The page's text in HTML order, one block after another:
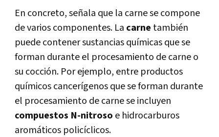
En concreto, señala que la carne se compone
de varios componentes. La carne también
puede contener sustancias químicas que se
forman durante el procesamiento de carne o
su cocción. Por ejemplo, entre productos
químicos cancerígenos que se forman durante
el procesamiento de carne se incluyen
compuestos N-nitroso e hidrocarburos
aromáticos policíclicos.